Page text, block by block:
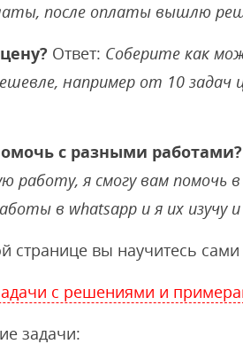
после оплаты вышлю
Ответ: Соберите как
например от 10 задач
с разными работами?
работу, я смогу вам помочь в
в whatsapp и я их изучу
странице вы научитесь
с решениями и
задачи: